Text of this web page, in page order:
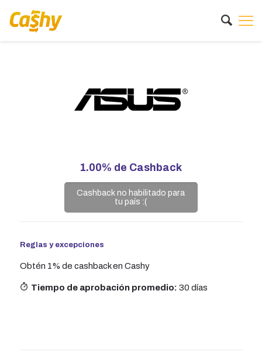
1.00% de Cashback
Cashback no habilitado para
tu país :(
Reglas y excepciones
Obtén 1% de cashback en Cashy
Tiempo de aprobación promedio: 30 días